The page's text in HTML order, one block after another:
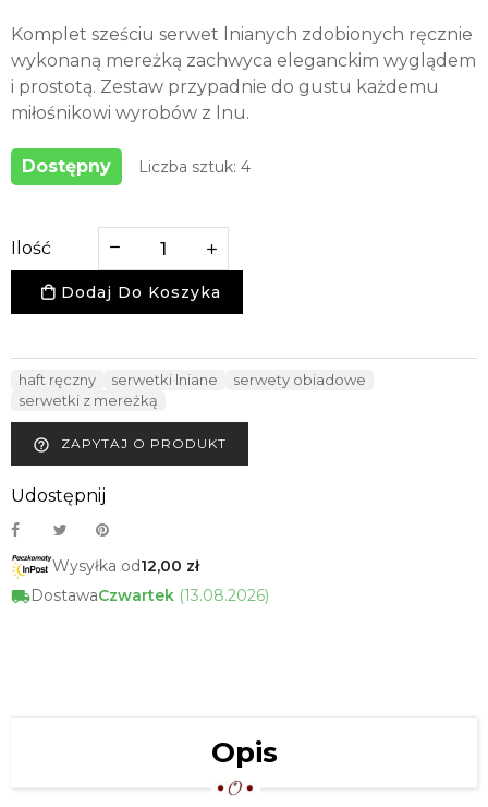
Komplet sześciu serwet lnianych zdobionych ręcznie
wykonaną mereżką zachwyca eleganckim wyglądem
i prostotą. Zestaw przypadnie do gustu każdemu
miłośnikowi wyrobów z lnu.
Dostępny Liczba sztuk: 4
Ilość
Dodaj Do Koszyka
haft ręczny serwetki lniane
serwety obiadowe
serwetki z mereżką
help_outline ZAPYTAJ O PRODUKT
Udostępnij
Wysyłka od12,00 zł
DostawaCzwartek (13.08.2026)
Opis